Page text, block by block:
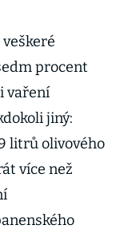
procent
vaření
jiný:
litrů olivového
více než